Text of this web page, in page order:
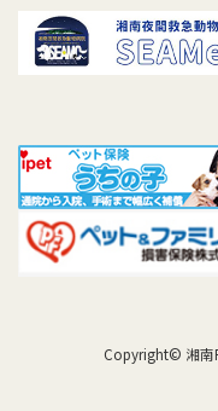
Copyright© 湘南